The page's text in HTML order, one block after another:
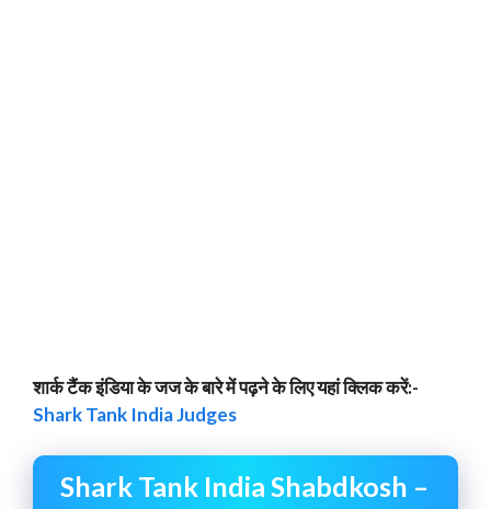
शार्क टैंक इंडिया के जज के बारे में पढ़ने के लिए यहां क्लिक करें:-
Shark Tank India Judges
Shark Tank India Shabdkosh –